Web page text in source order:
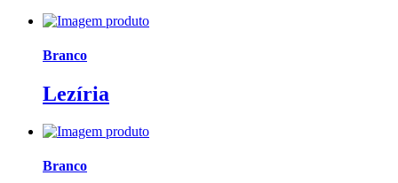
Branco
Lezíria
Branco